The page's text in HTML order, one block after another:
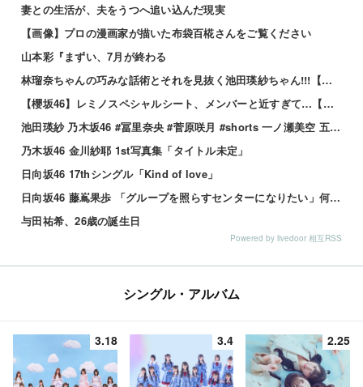
妻との生活が、夫をうつへ追い込んだ現実
【画像】プロの漫画家が描いた布袋百椛さんをご覧ください
山本彩『まずい、7月が終わる
林瑠奈ちゃんの巧みな話術とそれを見抜く池田瑛紗ちゃん!!!【乃木坂46】
【櫻坂46】レミノスペシャルシート、メンバーと近すぎて…【全国ツアー2026】
池田瑛紗 乃木坂46 #冨里奈央 #菅原咲月 #shorts 一ノ瀬美空 五百城茉央 瀬戸口心月 奥の反応まとめ
乃木坂46 金川紗耶 1st写真集「タイトル未定」
日向坂46 17thシングル「Kind of love」
日向坂46 藤嶌果歩 「グループを照らすセンターになりたい」何倍もキラキラしたかほりんが降臨【坂道の火曜日】
与田祐希、26歳の誕生日
Powered by livedoor 相互RSS
シングル・アルバム
3.18 3.4 2.25